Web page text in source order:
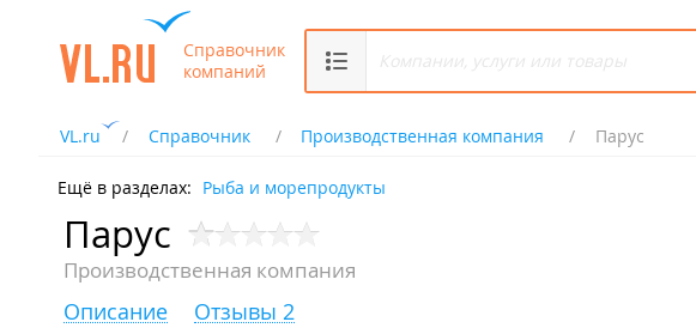
Справочник
компаний
VL.ru Справочник Производственная компания Парус
Ещё в разделах: Рыба и морепродукты
Парус
Производственная компания
Описание Отзывы 2